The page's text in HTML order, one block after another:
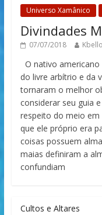
Universo Xamânico
Divindades
07/07/2018 Kbello
O nativo
do livre arbítrio e da
tornaram o melhor
considerar seu guia
respeito do meio em
que ele próprio era
coisas possuem
maias definiram a
confundiam
Cultos e Altares